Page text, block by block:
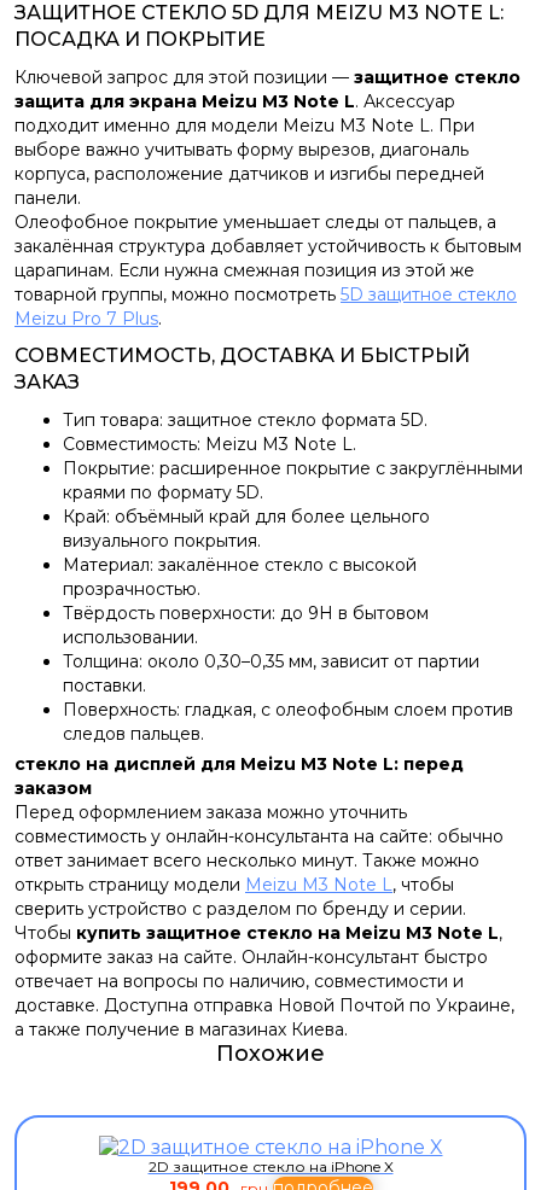
ЗАЩИТНОЕ СТЕКЛО 5D ДЛЯ MEIZU M3 NOTE L:
ПОСАДКА И ПОКРЫТИЕ
Ключевой запрос для этой позиции — защитное стекло
защита для экрана Meizu M3 Note L. Аксессуар
подходит именно для модели Meizu M3 Note L. При
выборе важно учитывать форму вырезов, диагональ
корпуса, расположение датчиков и изгибы передней
панели.
Олеофобное покрытие уменьшает следы от пальцев, а
закалённая структура добавляет устойчивость к бытовым
царапинам. Если нужна смежная позиция из этой же
товарной группы, можно посмотреть 5D защитное стекло
Meizu Pro 7 Plus.
СОВМЕСТИМОСТЬ, ДОСТАВКА И БЫСТРЫЙ
ЗАКАЗ
Тип товара: защитное стекло формата 5D.
Совместимость: Meizu M3 Note L.
Покрытие: расширенное покрытие с закруглёнными
краями по формату 5D.
Край: объёмный край для более цельного
визуального покрытия.
Материал: закалённое стекло с высокой
прозрачностью.
Твёрдость поверхности: до 9H в бытовом
использовании.
Толщина: около 0,30–0,35 мм, зависит от партии
поставки.
Поверхность: гладкая, с олеофобным слоем против
следов пальцев.
стекло на дисплей для Meizu M3 Note L: перед
заказом
Перед оформлением заказа можно уточнить
совместимость у онлайн-консультанта на сайте: обычно
ответ занимает всего несколько минут. Также можно
открыть страницу модели Meizu M3 Note L, чтобы
сверить устройство с разделом по бренду и серии.
Чтобы купить защитное стекло на Meizu M3 Note L,
оформите заказ на сайте. Онлайн-консультант быстро
отвечает на вопросы по наличию, совместимости и
доставке. Доступна отправка Новой Почтой по Украине,
а также получение в магазинах Киева.
Похожие
2D защитное стекло на iPhone X